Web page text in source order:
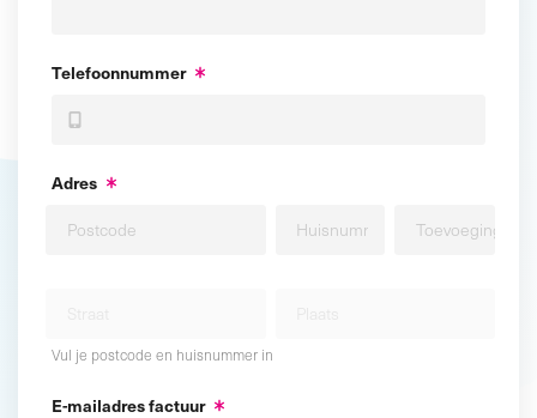
Telefoonnummer
Adres
Vul je postcode en huisnummer in
E-mailadres factuur